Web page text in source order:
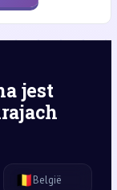
jest
🇧🇪België